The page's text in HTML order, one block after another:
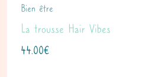
Bien être
La trousse Hair Vibes
44.00€